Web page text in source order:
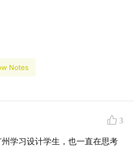
Notes
3
学习设计学生，也一直在思考